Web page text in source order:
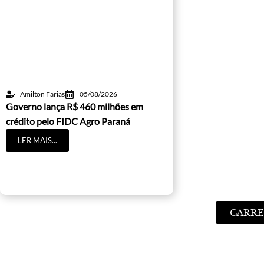
Amilton Farias 05/08/2026
Governo lança R$ 460 milhões em
crédito pelo FIDC Agro Paraná
LER MAIS...